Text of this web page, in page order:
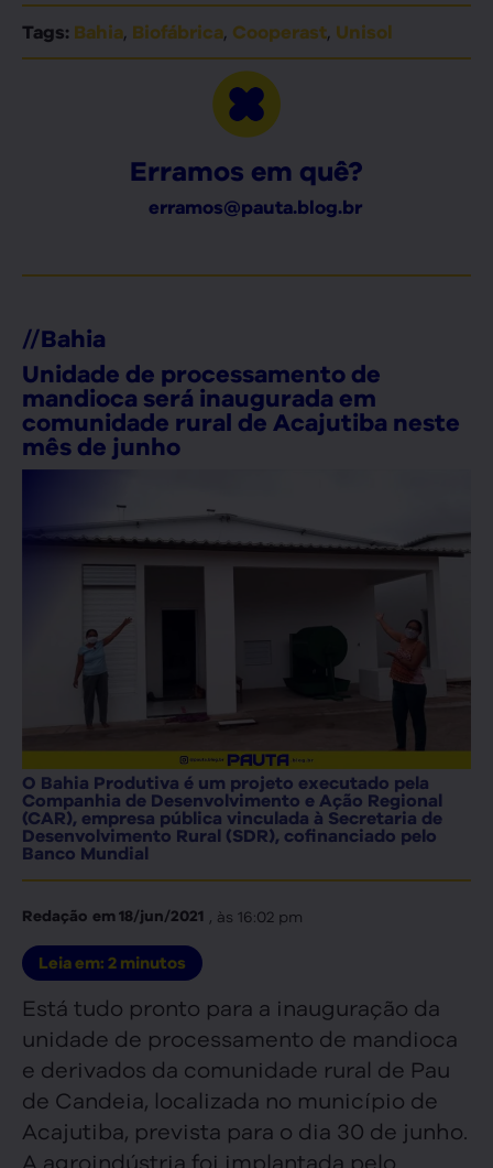
Tags: Bahia, Biofábrica, Cooperast, Unisol
Erramos em quê?
erramos@pauta.blog.br
//Bahia
Unidade de processamento de
mandioca será inaugurada em
comunidade rural de Acajutiba neste
mês de junho
O Bahia Produtiva é um projeto executado pela
Companhia de Desenvolvimento e Ação Regional
(CAR), empresa pública vinculada à Secretaria de
Desenvolvimento Rural (SDR), cofinanciado pelo
Banco Mundial
Redação em18/jun/2021 , às 16:02 pm
Leia em: 2 minutos
Está tudo pronto para a inauguração da
unidade de processamento de mandioca
e derivados da comunidade rural de Pau
de Candeia, localizada no município de
Acajutiba, prevista para o dia 30 de junho.
A agroindústria foi implantada pelo